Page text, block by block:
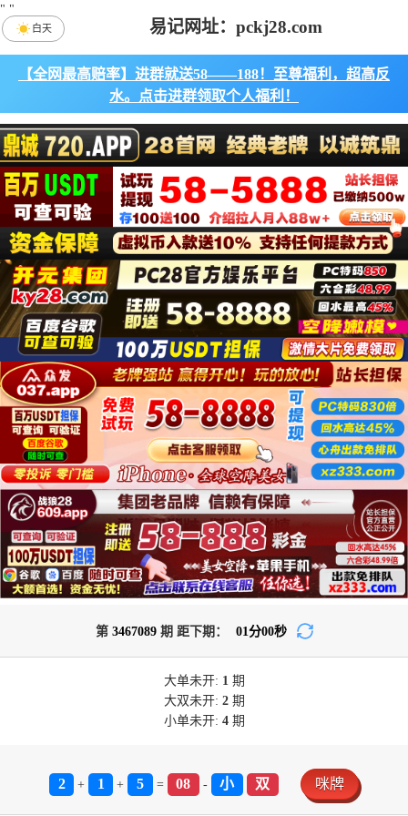
易记网址：pckj28.com
白天
第 3467089期 距下期： 01分00秒
大单未开: 1期
大双未开: 2期
小单未开: 4期
2 + 1 + 5 = 08 - 小 双 咪牌
" "